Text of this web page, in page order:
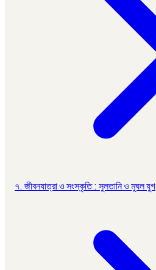
৭. জীবনযাত্রা ও সংস্কৃতি : সুলতানি ও মুঘল যুগ